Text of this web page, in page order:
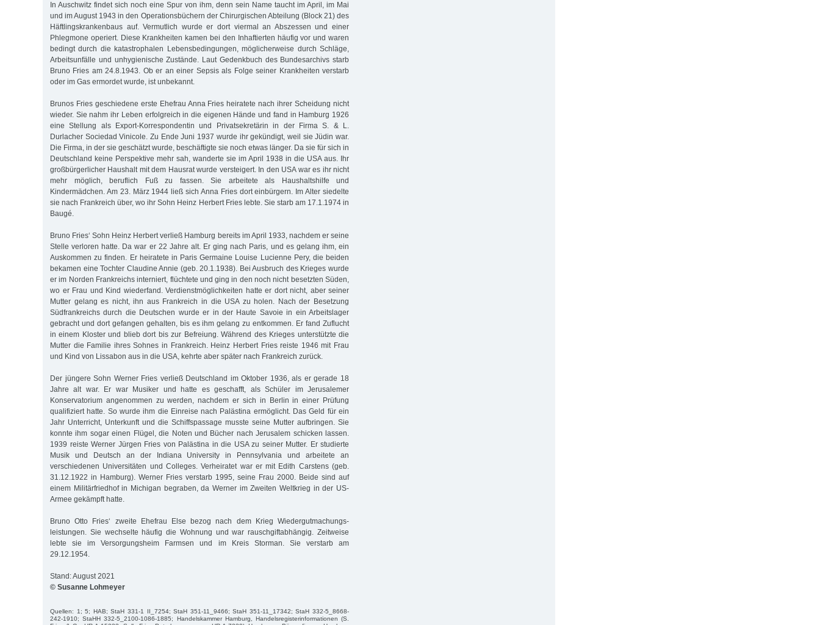
In Auschwitz findet sich noch eine Spur von ihm, denn sein Name taucht im April, im Mai
und im August 1943 in den Operationsbüchern der Chirurgischen Abteilung (Block 21) des
Häftlingskrankenbaus auf. Vermutlich wurde er dort viermal an Abszessen und einer
Phlegmone operiert. Diese Krankheiten kamen bei den Inhaftierten häufig vor und waren
bedingt durch die katastrophalen Lebensbedingungen, möglicherweise durch Schläge,
Arbeitsunfälle und unhygienische Zustände. Laut Gedenkbuch des Bundesarchivs starb
Bruno Fries am 24.8.1943. Ob er an einer Sepsis als Folge seiner Krankheiten verstarb
oder im Gas ermordet wurde, ist unbekannt.
Brunos Fries geschiedene erste Ehefrau Anna Fries heiratete nach ihrer Scheidung nicht
wieder. Sie nahm ihr Leben erfolgreich in die eigenen Hände und fand in Hamburg 1926
eine Stellung als Export-Korrespondentin und Privatsekretärin in der Firma S. & L.
Durlacher Sociedad Vinicole. Zu Ende Juni 1937 wurde ihr gekündigt, weil sie Jüdin war.
Die Firma, in der sie geschätzt wurde, beschäftigte sie noch etwas länger. Da sie für sich in
Deutschland keine Perspektive mehr sah, wanderte sie im April 1938 in die USA aus. Ihr
großbürgerlicher Haushalt mit dem Hausrat wurde versteigert. In den USA war es ihr nicht
mehr möglich, beruflich Fuß zu fassen. Sie arbeitete als Haushaltshilfe und
Kindermädchen. Am 23. März 1944 ließ sich Anna Fries dort einbürgern. Im Alter siedelte
sie nach Frankreich über, wo ihr Sohn Heinz Herbert Fries lebte. Sie starb am 17.1.1974 in
Baugé.
Bruno Fries‘ Sohn Heinz Herbert verließ Hamburg bereits im April 1933, nachdem er seine
Stelle verloren hatte. Da war er 22 Jahre alt. Er ging nach Paris, und es gelang ihm, ein
Auskommen zu finden. Er heiratete in Paris Germaine Louise Lucienne Pery, die beiden
bekamen eine Tochter Claudine Annie (geb. 20.1.1938). Bei Ausbruch des Krieges wurde
er im Norden Frankreichs interniert, flüchtete und ging in den noch nicht besetzten Süden,
wo er Frau und Kind wiederfand. Verdienstmöglichkeiten hatte er dort nicht, aber seiner
Mutter gelang es nicht, ihn aus Frankreich in die USA zu holen. Nach der Besetzung
Südfrankreichs durch die Deutschen wurde er in der Haute Savoie in ein Arbeitslager
gebracht und dort gefangen gehalten, bis es ihm gelang zu entkommen. Er fand Zuflucht
in einem Kloster und blieb dort bis zur Befreiung. Während des Krieges unterstützte die
Mutter die Familie ihres Sohnes in Frankreich. Heinz Herbert Fries reiste 1946 mit Frau
und Kind von Lissabon aus in die USA, kehrte aber später nach Frankreich zurück.
Der jüngere Sohn Werner Fries verließ Deutschland im Oktober 1936, als er gerade 18
Jahre alt war. Er war Musiker und hatte es geschafft, als Schüler im Jerusalemer
Konservatorium angenommen zu werden, nachdem er sich in Berlin in einer Prüfung
qualifiziert hatte. So wurde ihm die Einreise nach Palästina ermöglicht. Das Geld für ein
Jahr Unterricht, Unterkunft und die Schiffspassage musste seine Mutter aufbringen. Sie
konnte ihm sogar einen Flügel, die Noten und Bücher nach Jerusalem schicken lassen.
1939 reiste Werner Jürgen Fries von Palästina in die USA zu seiner Mutter. Er studierte
Musik und Deutsch an der Indiana University in Pennsylvania und arbeitete an
verschiedenen Universitäten und Colleges. Verheiratet war er mit Edith Carstens (geb.
31.12.1922 in Hamburg). Werner Fries verstarb 1995, seine Frau 2000. Beide sind auf
einem Militärfriedhof in Michigan begraben, da Werner im Zweiten Weltkrieg in der US-
Armee gekämpft hatte.
Bruno Otto Fries‘ zweite Ehefrau Else bezog nach dem Krieg Wiedergutmachungs-
leistungen. Sie wechselte häufig die Wohnung und war rauschgiftabhängig. Zeitweise
lebte sie im Versorgungsheim Farmsen und im Kreis Storman. Sie verstarb am
29.12.1954.
Stand: August 2021
© Susanne Lohmeyer
Quellen: 1; 5; HAB; StaH 331-1 II_7254; StaH 351-11_9466; StaH 351-11_17342; StaH 332-5_8668-
242-1910; StaHH 332-5_2100-1086-1885; Handelskammer Hamburg, Handelsregisterinformationen (S.